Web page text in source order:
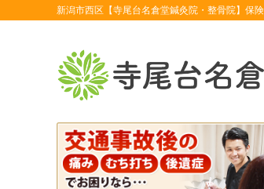
新潟市西区【寺尾台名倉堂鍼灸院・整骨院】保